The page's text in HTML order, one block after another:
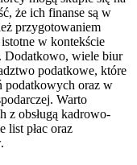
że ich finanse są w
przygotowaniem
w kontekście
Dodatkowo, wiele biur
podatkowe, które
podatkowych oraz w
Warto
z obsługą kadrowo-
list płac oraz